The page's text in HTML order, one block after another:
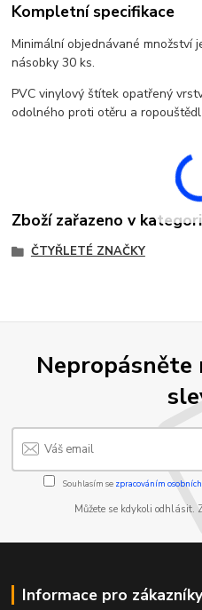
Kompletní specifikace
Minimální objednávané množství
násobky 30 ks.
PVC vinylový štítek opatřený
odolného proti otěru a
Zboží zařazeno v
ČTYŘLETÉ ZNAČKY
Nepropásněte
Souhlasím se zpracováním
Můžete se kdykoli odhlásit.
Informace pro zákazníky